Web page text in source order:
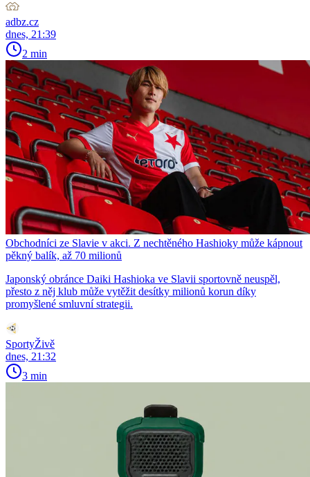
adbz.cz
dnes, 21:39
2 min
Obchodníci ze Slavie v akci. Z nechtěného Hashioky může kápnout
pěkný balík, až 70 milionů
Japonský obránce Daiki Hashioka ve Slavii sportovně neuspěl,
přesto z něj klub může vytěžit desítky milionů korun díky
promyšlené smluvní strategii.
SportyŽivě
dnes, 21:32
3 min